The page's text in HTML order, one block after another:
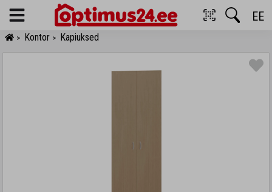
Menu EE
> Kontor > Kapiuksed